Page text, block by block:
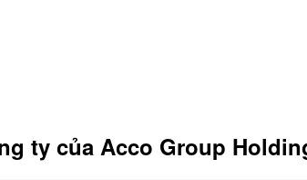
ty của Acco Group